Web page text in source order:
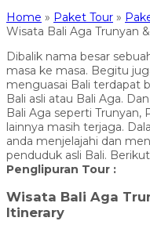
Home » Paket Tour »
Wisata Bali Aga Trunyan
Dibalik nama besar
masa ke masa. Begitu
menguasai Bali terdapat
Bali asli atau Bali Aga.
Bali Aga seperti Trunyan,
lainnya masih terjaga.
anda menjelajahi dan
penduduk asli Bali.
Penglipuran Tour :
Wisata Bali Aga
Itinerary